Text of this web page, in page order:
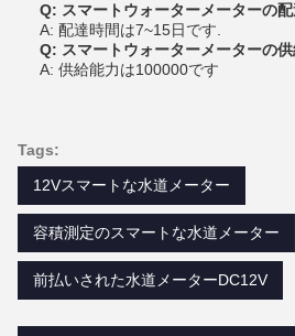
Q: スマートウォーターメーターの
A: 配達時間は7~15日です.
Q: スマートウォーターメーターの
A: 供給能力は100000です
Tags:
12Vスマートな水道メーター
容積測定のスマートな水道メーター
前払いされた水道メーターDC12V